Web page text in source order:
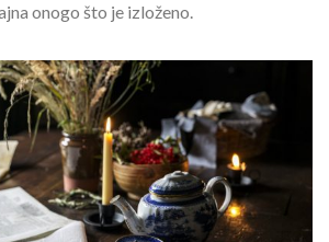
onogo što je izloženo.